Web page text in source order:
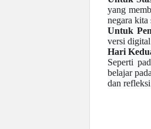
yang
negara kita
Untuk
versi
Hari
Seperti
belajar
dan